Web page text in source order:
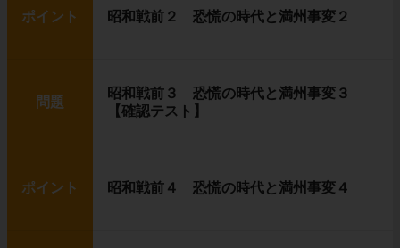
ポイント 昭和戦前２ 恐慌の時代と満州事変２
問題
昭和戦前３ 恐慌の時代と満州事変３
【確認テスト】
ポイント 昭和戦前４ 恐慌の時代と満州事変４